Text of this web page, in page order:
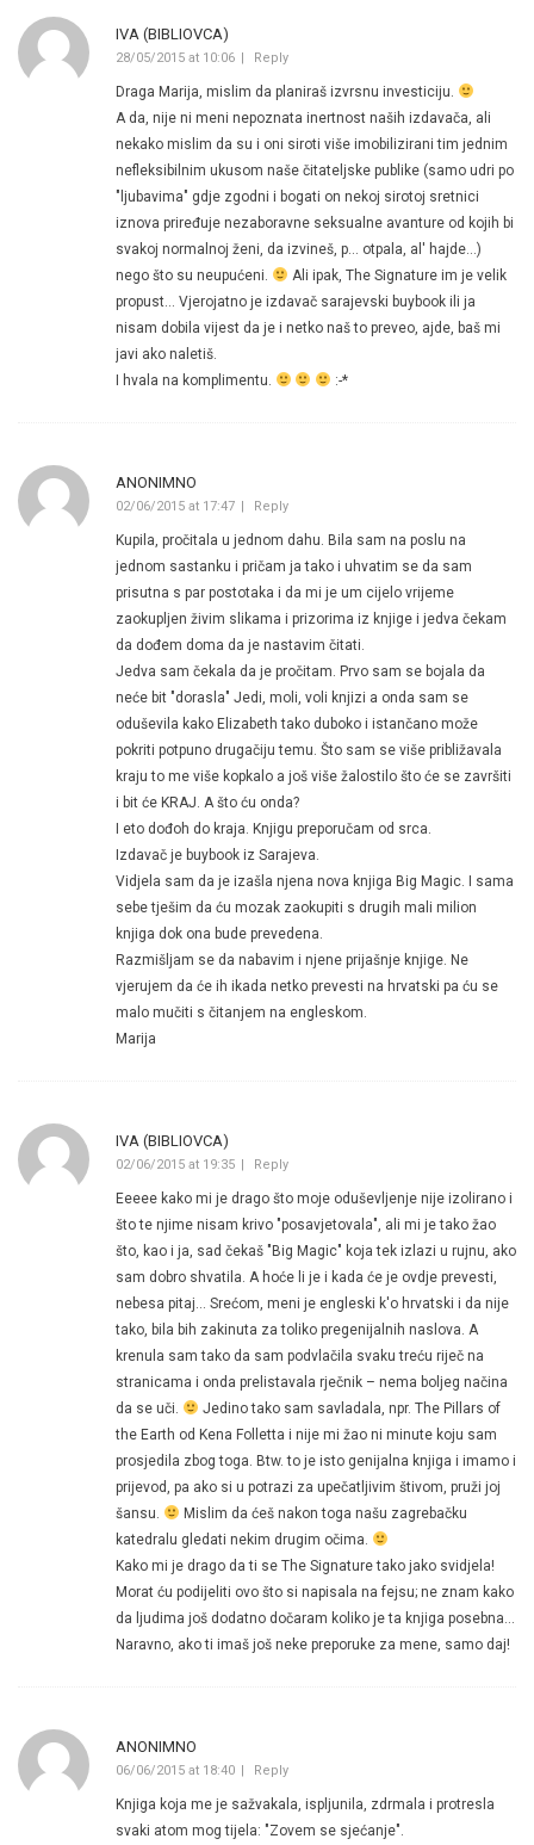
IVA (BIBLIOVCA)
28/05/2015 at 10:06 Reply
Draga Marija, mislim da planiraš izvrsnu investiciju.
A da, nije ni meni nepoznata inertnost naših izdavača, ali
nekako mislim da su i oni siroti više imobilizirani tim jednim
nefleksibilnim ukusom naše čitateljske publike (samo udri po
"ljubavima" gdje zgodni i bogati on nekoj sirotoj sretnici
iznova priređuje nezaboravne seksualne avanture od kojih bi
svakoj normalnoj ženi, da izvineš, p… otpala, al' hajde…)
nego što su neupućeni.
Ali ipak, The Signature im je velik
propust… Vjerojatno je izdavač sarajevski buybook ili ja
nisam dobila vijest da je i netko naš to preveo, ajde, baš mi
javi ako naletiš.
I hvala na komplimentu.
:-*
ANONIMNO
02/06/2015 at 17:47 Reply
Kupila, pročitala u jednom dahu. Bila sam na poslu na
jednom sastanku i pričam ja tako i uhvatim se da sam
prisutna s par postotaka i da mi je um cijelo vrijeme
zaokupljen živim slikama i prizorima iz knjige i jedva čekam
da dođem doma da je nastavim čitati.
Jedva sam čekala da je pročitam. Prvo sam se bojala da
neće bit "dorasla" Jedi, moli, voli knjizi a onda sam se
oduševila kako Elizabeth tako duboko i istančano može
pokriti potpuno drugačiju temu. Što sam se više približavala
kraju to me više kopkalo a još više žalostilo što će se završiti
i bit će KRAJ. A što ću onda?
I eto dođoh do kraja. Knjigu preporučam od srca.
Izdavač je buybook iz Sarajeva.
Vidjela sam da je izašla njena nova knjiga Big Magic. I sama
sebe tješim da ću mozak zaokupiti s drugih mali milion
knjiga dok ona bude prevedena.
Razmišljam se da nabavim i njene prijašnje knjige. Ne
vjerujem da će ih ikada netko prevesti na hrvatski pa ću se
malo mučiti s čitanjem na engleskom.
Marija
IVA (BIBLIOVCA)
02/06/2015 at 19:35 Reply
Eeeee kako mi je drago što moje oduševljenje nije izolirano i
što te njime nisam krivo "posavjetovala", ali mi je tako žao
što, kao i ja, sad čekaš "Big Magic" koja tek izlazi u rujnu, ako
sam dobro shvatila. A hoće li je i kada će je ovdje prevesti,
nebesa pitaj… Srećom, meni je engleski k'o hrvatski i da nije
tako, bila bih zakinuta za toliko pregenijalnih naslova. A
krenula sam tako da sam podvlačila svaku treću riječ na
stranicama i onda prelistavala rječnik – nema boljeg načina
da se uči.
Jedino tako sam savladala, npr. The Pillars of
the Earth od Kena Folletta i nije mi žao ni minute koju sam
prosjedila zbog toga. Btw. to je isto genijalna knjiga i imamo i
prijevod, pa ako si u potrazi za upečatljivim štivom, pruži joj
šansu.
Mislim da ćeš nakon toga našu zagrebačku
katedralu gledati nekim drugim očima.
Kako mi je drago da ti se The Signature tako jako svidjela!
Morat ću podijeliti ovo što si napisala na fejsu; ne znam kako
da ljudima još dodatno dočaram koliko je ta knjiga posebna…
Naravno, ako ti imaš još neke preporuke za mene, samo daj!
ANONIMNO
06/06/2015 at 18:40 Reply
Knjiga koja me je sažvakala, ispljunila, zdrmala i protresla
svaki atom mog tijela: "Zovem se sjećanje".